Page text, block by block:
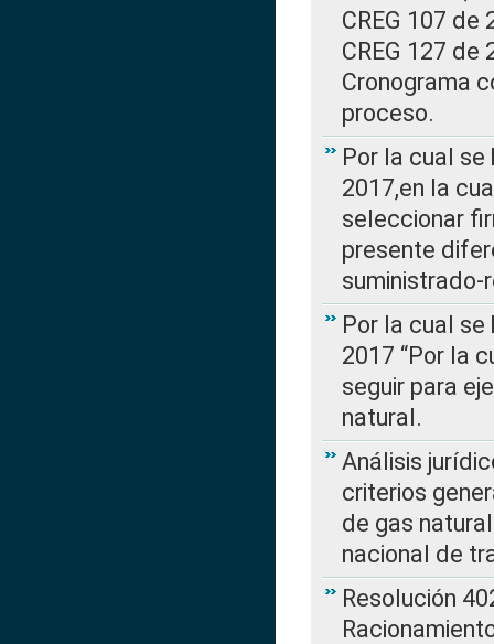
CREG 107
CREG 127 de
Cronograma
proceso.
Por la cual se
2017,en la
seleccionar
presente
Por la cual se
2017 “Por la
seguir para
natural.
Análisis
criterios
de gas
nacional de
Resolución